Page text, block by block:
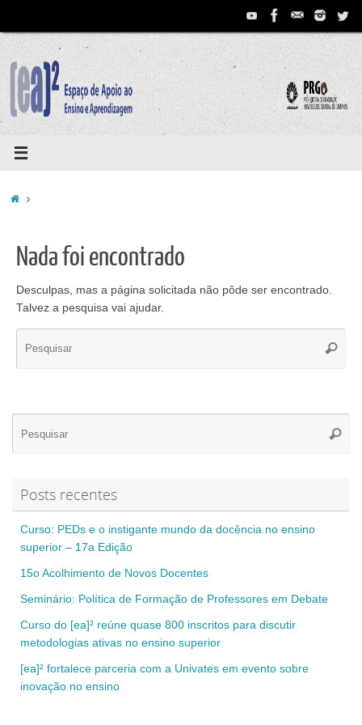
conteúdo
Home
Nada foi encontrado
Desculpas, mas a página solicitada não pôde ser encontrado.
Talvez a pesquisa vai ajudar.
Posts recentes
Curso: PEDs e o instigante mundo da docência no ensino
superior – 17a Edição
15o Acolhimento de Novos Docentes
Seminário: Política de Formação de Professores em Debate
Curso do [ea]² reúne quase 800 inscritos para discutir
metodologias ativas no ensino superior
[ea]² fortalece parceria com a Univates em evento sobre
inovação no ensino